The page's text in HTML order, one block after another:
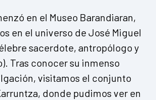
en el Museo Barandiaran,
en el universo de José Miguel
sacerdote, antropólogo y
Tras conocer su inmenso
visitamos el conjunto
donde pudimos ver en